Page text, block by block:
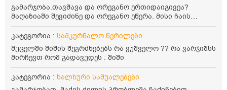
გამარჯობა.თავშავა და ორეგანო ერთიდაიგივეა?
მაღაზიაში შევიძინე და ორეგანო ეწერა. მისი ჩაის
დალევის წესი მაინტერესებს.რისთვის არის კარგი?
წავიკითხე რომ: 1 ჭიქა თბილ წყალში ჩავყაროთ 1 ჩაის
გავაჩეროთ 10-15 წუთი, მივიღოთო ჭამიდან 1-2 საათში.
მიზანი: ანტიოქსიდანტური და ანთების საწინააღმდეგო
თვისება. სწორია ეს ინფორმაცია? უკუჩვენება რა აქვს
და ბრონქულ ასთმას თუ შველის ორეგანოს ჩაი?
კატეგორია : სამკურნალო წერილები
მუცელში შიშის შეგრძნებებს რა ვუშველო ?? რა ვარჯიშსს
მირჩევთ რომ გადავუდეს : შიში
კატეგორია : ხალხური საშუალებები